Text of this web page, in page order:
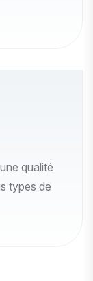
qualité
types de